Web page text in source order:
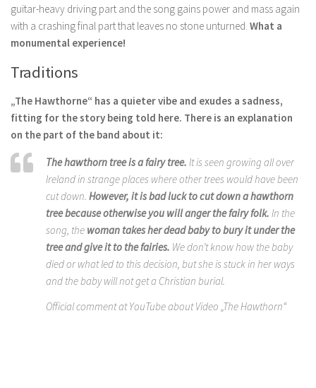
guitar-heavy driving part and the song gains power and mass again
with a crashing final part that leaves no stone unturned. What a
monumental experience!
Traditions
„The Hawthorne“ has a quieter vibe and exudes a sadness,
fitting for the story being told here. There is an explanation
on the part of the band about it:
The hawthorn tree is a fairy tree. It is seen growing all over
Ireland in strange places where other trees would have been
cut down. However, it is bad luck to cut down a hawthorn
tree because otherwise you will anger the fairy folk. In the
song, the woman takes her dead baby to bury it under the
tree and give it to the fairies. We don’t know how the baby
died or what led to this decision, but she is stuck in her ways
and the baby will not get a Christian burial.
Official comment at YouTube about Video „The Hawthorn“